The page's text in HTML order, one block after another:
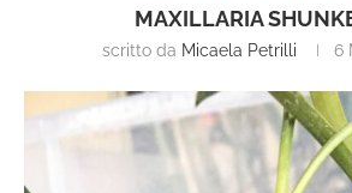
MAXILLARIA
scritto da Micaela Petrilli 6